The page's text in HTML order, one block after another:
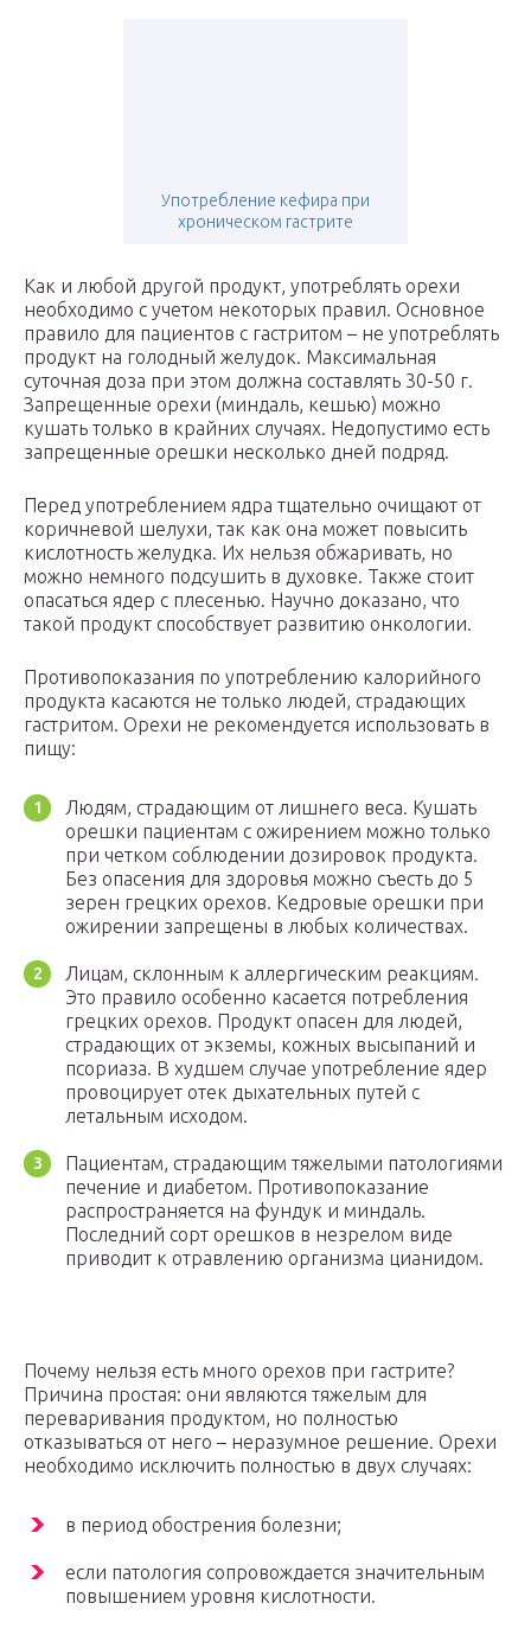
Употребление кефира при
хроническом гастрите
Как и любой другой продукт, употреблять орехи
необходимо с учетом некоторых правил. Основное
правило для пациентов с гастритом – не употреблять
продукт на голодный желудок. Максимальная
суточная доза при этом должна составлять 30-50 г.
Запрещенные орехи (миндаль, кешью) можно
кушать только в крайних случаях. Недопустимо есть
запрещенные орешки несколько дней подряд.
Перед употреблением ядра тщательно очищают от
коричневой шелухи, так как она может повысить
кислотность желудка. Их нельзя обжаривать, но
можно немного подсушить в духовке. Также стоит
опасаться ядер с плесенью. Научно доказано, что
такой продукт способствует развитию онкологии.
Противопоказания по употреблению калорийного
продукта касаются не только людей, страдающих
гастритом. Орехи не рекомендуется использовать в
пищу:
Людям, страдающим от лишнего веса. Кушать
орешки пациентам с ожирением можно только
при четком соблюдении дозировок продукта.
Без опасения для здоровья можно съесть до 5
зерен грецких орехов. Кедровые орешки при
ожирении запрещены в любых количествах.
Лицам, склонным к аллергическим реакциям.
Это правило особенно касается потребления
грецких орехов. Продукт опасен для людей,
страдающих от экземы, кожных высыпаний и
псориаза. В худшем случае употребление ядер
провоцирует отек дыхательных путей с
летальным исходом.
Пациентам, страдающим тяжелыми патологиями
печение и диабетом. Противопоказание
распространяется на фундук и миндаль.
Последний сорт орешков в незрелом виде
приводит к отравлению организма цианидом.
Почему нельзя есть много орехов при гастрите?
Причина простая: они являются тяжелым для
переваривания продуктом, но полностью
отказываться от него – неразумное решение. Орехи
необходимо исключить полностью в двух случаях:
в период обострения болезни;
если патология сопровождается значительным
повышением уровня кислотности.